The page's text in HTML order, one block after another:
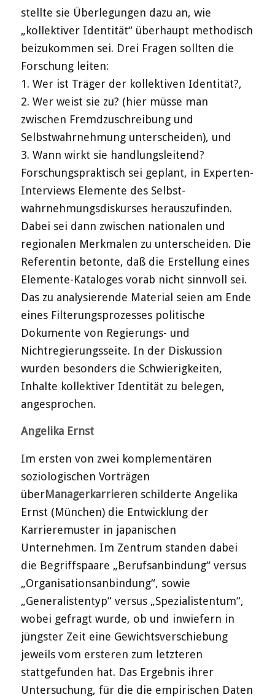
stellte sie Überlegungen dazu an, wie
„kollektiver Identität“ überhaupt methodisch
beizukommen sei. Drei Fragen sollten die
Forschung leiten:
1. Wer ist Träger der kollektiven Identität?,
2. Wer weist sie zu? (hier müsse man
zwischen Fremdzuschreibung und
Selbstwahrnehmung unterscheiden), und
3. Wann wirkt sie handlungsleitend?
Forschungspraktisch sei geplant, in Experten-
Interviews Elemente des Selbst-
wahrnehmungsdiskurses herauszufinden.
Dabei sei dann zwischen nationalen und
regionalen Merkmalen zu unterscheiden. Die
Referentin betonte, daß die Erstellung eines
Elemente-Kataloges vorab nicht sinnvoll sei.
Das zu analysierende Material seien am Ende
eines Filterungsprozesses politische
Dokumente von Regierungs- und
Nichtregierungsseite. In der Diskussion
wurden besonders die Schwierigkeiten,
Inhalte kollektiver Identität zu belegen,
angesprochen.
Angelika Ernst
Im ersten von zwei komplementären
soziologischen Vorträgen
überManagerkarrierenschilderte Angelika
Ernst (München) die Entwicklung der
Karrieremuster in japanischen
Unternehmen. Im Zentrum standen dabei
die Begriffspaare „Berufsanbindung“ versus
„Organisationsanbindung“, sowie
„Generalistentyp“ versus „Spezialistentum“,
wobei gefragt wurde, ob und inwiefern in
jüngster Zeit eine Gewichtsverschiebung
jeweils vom ersteren zum letzteren
stattgefunden hat. Das Ergebnis ihrer
Untersuchung, für die die empirischen Daten